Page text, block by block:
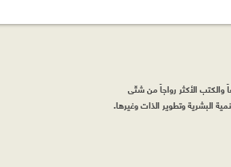
والكتب الأكثر رواجاً من شتّى
البشرية وتطوير الذات وغيرها.